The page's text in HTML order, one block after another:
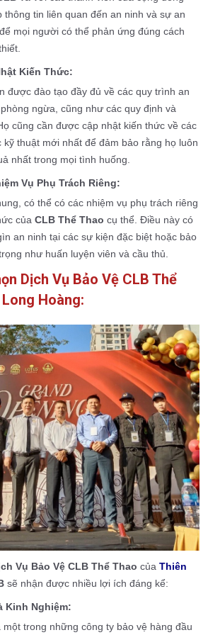
thông tin liên quan đến an ninh và sự an
mọi người có thể phản ứng đúng cách
Kiến Thức:
được đào tạo đầy đủ về các quy trình an
ngừa, cũng như các quy định và
Họ cũng cần được cập nhật kiến thức về các
kỹ thuật mới nhất để đảm bảo rằng họ luôn
nhất trong mọi tình huống.
Vụ Phụ Trách Riêng:
có thể có các nhiệm vụ phụ trách riêng
của CLB Thể Thao cụ thể. Điều này có
an ninh tại các sự kiện đặc biệt hoặc bảo
như huấn luyện viên và cầu thủ.
Dịch Vụ Bảo Vệ CLB Thể
Hoàng:
Vụ Bảo Vệ CLB Thể Thao của Thiên
sẽ nhận được nhiều lợi ích đáng kể:
Kinh Nghiệm:
một trong những công ty bảo vệ hàng đầu